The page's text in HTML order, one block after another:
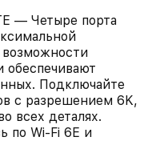
Четыре порта
обеспечивают
Подключайте
с разрешением 6K,
всех деталях.
по Wi‑Fi 6E и